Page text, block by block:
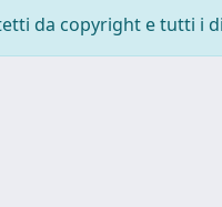
da copyright e tutti i